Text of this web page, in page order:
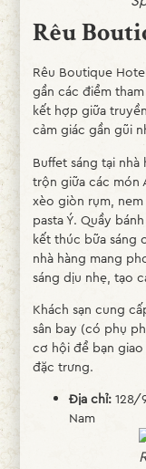
Rêu
Rêu Boutique
gần các điểm
kết hợp giữa
cảm giác gần gũi
Buffet sáng tại nhà
trộn giữa các món
xèo giòn rụm, nem
pasta Ý. Quầy
kết thúc bữa sáng
nhà hàng mang
sáng dịu nhẹ, tạo
Khách sạn cung
sân bay (có phụ
cơ hội để bạn
đặc trưng.
Địa chỉ: 128/
Nam